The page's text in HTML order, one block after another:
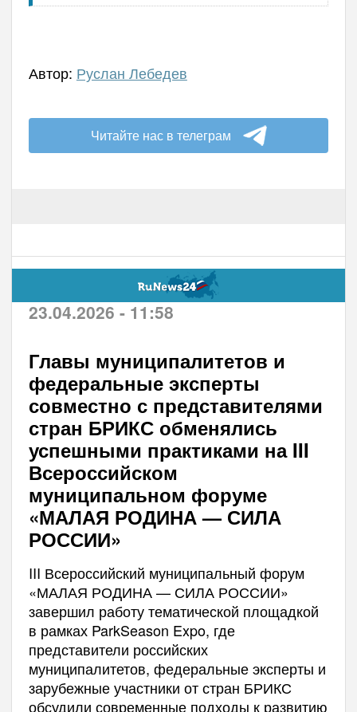
Автор: Руслан Лебедев
Читайте нас в телеграм
23.04.2026 - 11:58
Главы муниципалитетов и
федеральные эксперты
совместно с представителями
стран БРИКС обменялись
успешными практиками на III
Всероссийском
муниципальном форуме
«МАЛАЯ РОДИНА — СИЛА
РОССИИ»
III Всероссийский муниципальный форум
«МАЛАЯ РОДИНА — СИЛА РОССИИ»
завершил работу тематической площадкой
в рамках ParkSeason Expo, где
представители российских
муниципалитетов, федеральные эксперты и
зарубежные участники от стран БРИКС
обсудили современные подходы к развитию